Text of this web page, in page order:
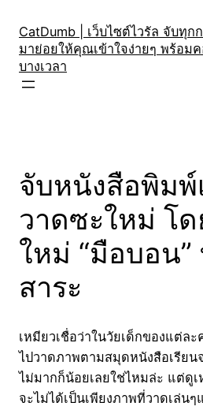
content
CatDumb | เว็บไซต์ไวรัล จับทุ
มาย่อยให้คุณเข้าใจง่ายๆ พร้อม
บางเวลา
จับหนังสือพิมพ์
วาดซะใหม่ โด
ใหม่ “มือบอน”
สาระ
เหมียวเชื่อว่าในวัยเด็กของแต่ละ
ไปวาดภาพตามสมุดหนังสือเรียน
ไม่มากก็น้อยเลยใช่ไหมล่ะ แต่ดู
จะไม่ได้เป็นเพียงภาพที่วาดเล่น